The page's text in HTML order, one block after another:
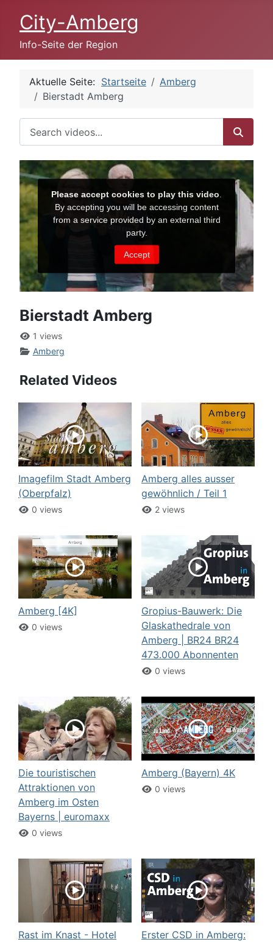
City-Amberg
Info-Seite der Region
Aktuelle Seite: Startseite
Amberg
Bierstadt Amberg
Bierstadt Amberg
1 views
Amberg
Related Videos
Imagefilm Stadt Amberg
(Oberpfalz)
0 views
Amberg alles ausser
gewöhnlich / Teil 1
2 views
Amberg [4K]
0 views
Gropius-Bauwerk: Die
Glaskathedrale von
Amberg | BR24 BR24
473.000 Abonnenten
0 views
Die touristischen
Attraktionen von
Amberg im Osten
Bayerns | euromaxx
0 views
Amberg (Bayern) 4K
0 views
Rast im Knast - Hotel
Erster CSD in Amberg: